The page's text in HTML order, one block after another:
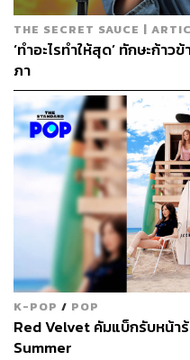
THE SECRET SAUCE |
‘ทำอะไรทำให้สุด’ ทักษะก้า
ภา
K-POP / POP
Red Velvet คัมแบ็กรับหน้
Summer